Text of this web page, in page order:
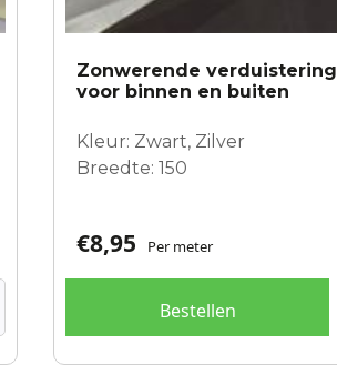
Zonwerende
voor binnen en buiten
Kleur: Zwart, Zilver
Breedte: 150
€8,95 Per meter
Bestellen